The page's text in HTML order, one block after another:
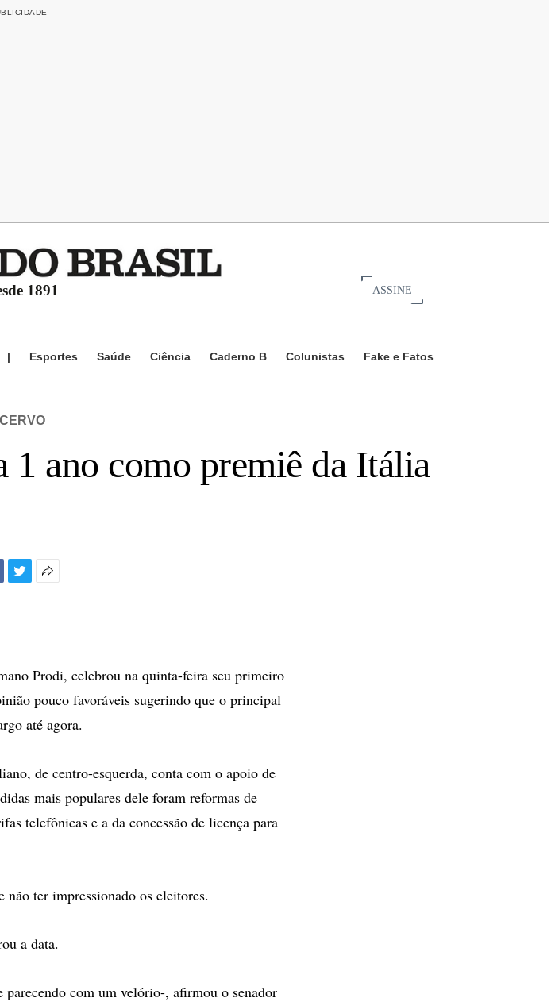
1891 ASSINE
| Esportes Saúde Ciência Caderno B Colunistas Fake e Fatos
ano como premiê da Itália
Prodi, celebrou na quinta-feira seu primeiro
pouco favoráveis sugerindo que o principal
até agora.
de centro-esquerda, conta com o apoio de
mais populares dele foram reformas de
telefônicas e a da concessão de licença para
ter impressionado os eleitores.
a data.
com um velório-, afirmou o senador